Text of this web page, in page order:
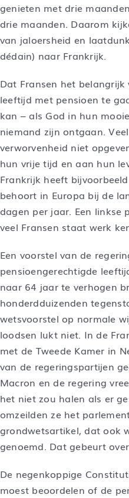
genieten met drie
drie maanden. Daarom
van jaloersheid en
dédain) naar Frankrijk.
Dat Fransen het
leeftijd met pensioen te
kan – als God in hun
niemand zijn ontgaan.
verworvenheid niet
hun vrije tijd en aan hun
Frankrijk heeft
behoort in Europa bij de
dagen per jaar. Een
veel Fransen staat werk
Een voorstel van de
pensioengerechtigde
naar 64 jaar te verhogen
honderdduizenden
wetsvoorstel op normale
loodsen lukt niet. In de
met de Tweede Kamer in
van de regeringspartijen
Macron en de regering
het niet zou halen als er
omzeilden ze het
grondwetsartikel, dat ook
genoemd. Dat gebeurt
De negenkoppige
moest beoordelen of de